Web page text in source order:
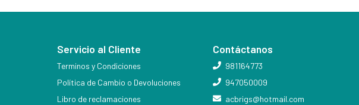
Servicio al Cliente
Terminos y Condiciones
Política de Cambio o Devoluciones
Libro de reclamaciones
Contáctanos
981164773
947050009
acbrigs@hotmail.com